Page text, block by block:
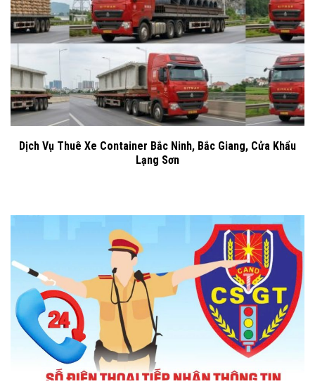
Dịch Vụ Thuê Xe Container Bắc Ninh, Bắc Giang, Cửa Khẩu
Lạng Sơn